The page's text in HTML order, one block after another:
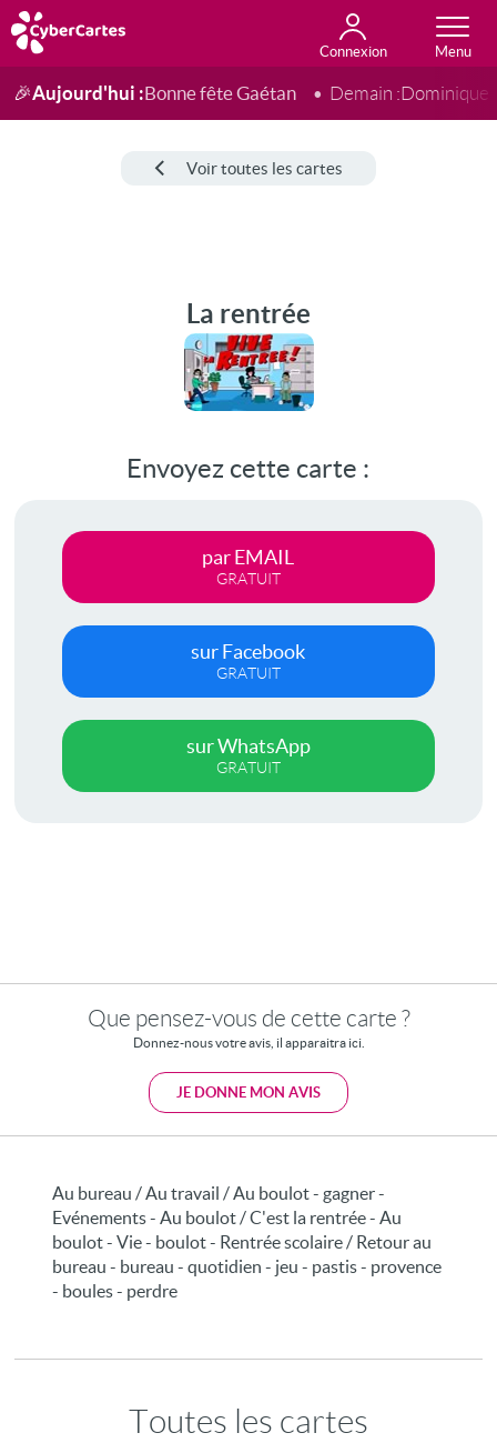
Connexion
Anniversaire
Fête du jour
Amour
Amitié
Merci
Toutes les cartes
🎉Aujourd'hui :Bonne fête Gaétan Demain :Dominique
Voir toutes les cartes
La rentrée
Envoyez cette carte :
par EMAIL
GRATUIT
sur Facebook
GRATUIT
sur WhatsApp
GRATUIT
Que pensez-vous de cette carte ?
Donnez-nous votre avis, il apparaitra ici.
JE DONNE MON AVIS
Au bureau / Au travail / Au boulot - gagner -
Evénements - Au boulot / C'est la rentrée - Au
boulot - Vie - boulot - Rentrée scolaire / Retour au
bureau - bureau - quotidien - jeu - pastis - provence
- boules - perdre
Toutes les cartes